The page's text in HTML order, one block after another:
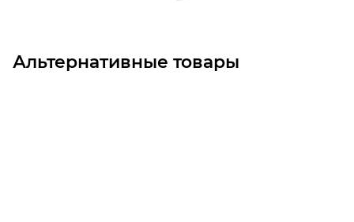
Альтернативные товары